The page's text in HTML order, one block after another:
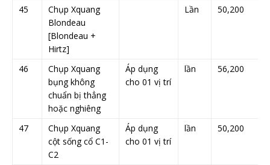
45
Chụp Xquang
Blondeau
[Blondeau +
Hirtz]
Lần 50,200
46
Chụp Xquang
bụng không
chuẩn bị thẳng
hoặc nghiêng
Áp dụng
cho 01 vị trí
lần 56,200
47
Chụp Xquang
cột sống cổ C1-
C2
Áp dụng
cho 01 vị trí
lần 50,200